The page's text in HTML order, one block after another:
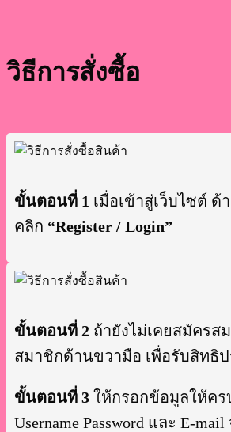
วิธีการสั่งซื้อ
ขั้นตอนที่ 1 เมื่อเข้าสู่เว็บไซต์ ด้
คลิก “Register / Login”
ขั้นตอนที่ 2 ถ้ายังไม่เคยสมัครส
สมาชิกด้านขวามือ เพื่อรับสิทธิ
ขั้นตอนที่ 3 ให้กรอกข้อมูลให้คร
Username Password และ E-